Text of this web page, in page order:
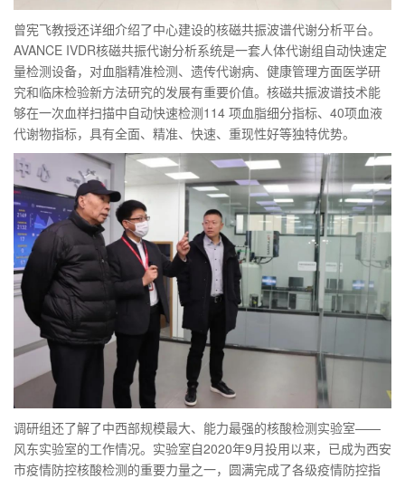
曾宪飞教授还详细介绍了中心建设的核磁共振波谱代谢分析平台。
AVANCE IVDR核磁共振代谢分析系统是一套人体代谢组自动快速定
量检测设备，对血脂精准检测、遗传代谢病、健康管理方面医学研
究和临床检验新方法研究的发展有重要价值。核磁共振波谱技术能
够在一次血样扫描中自动快速检测114 项血脂细分指标、40项血液
代谢物指标，具有全面、精准、快速、重现性好等独特优势。
调研组还了解了中西部规模最大、能力最强的核酸检测实验室——
风东实验室的工作情况。实验室自2020年9月投用以来，已成为西安
市疫情防控核酸检测的重要力量之一，圆满完成了各级疫情防控指